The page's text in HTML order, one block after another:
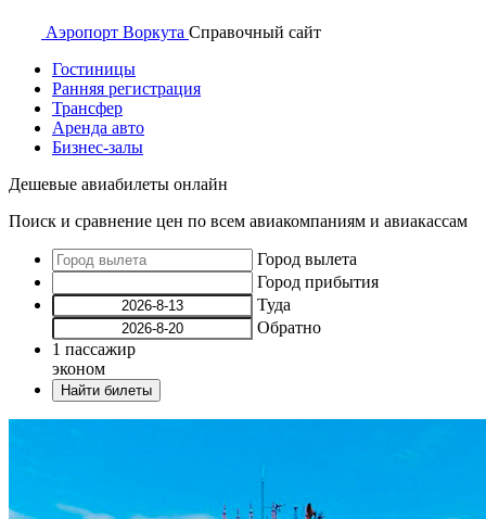
Аэропорт Воркута Справочный сайт
Гостиницы
Ранняя регистрация
Трансфер
Аренда авто
Бизнес-залы
Дешевые авиабилеты онлайн
Поиск и сравнение цен по всем авиакомпаниям и авиакассам
Город вылета
Город прибытия
Туда
Обратно
1 пассажир
эконом
Найти билеты